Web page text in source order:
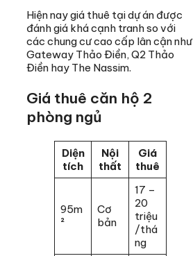
Hiện nay giá thuê tại dự án được
đánh giá khá cạnh tranh so với
các chung cư cao cấp lân cận như
Gateway Thảo Điền, Q2 Thảo
Điền hay The Nassim.
Giá thuê căn hộ 2
phòng ngủ
Diện
tích
Nội
thất
Giá
thuê
95m
²
Cơ
bản
17 –
20
triệu
/thá
ng